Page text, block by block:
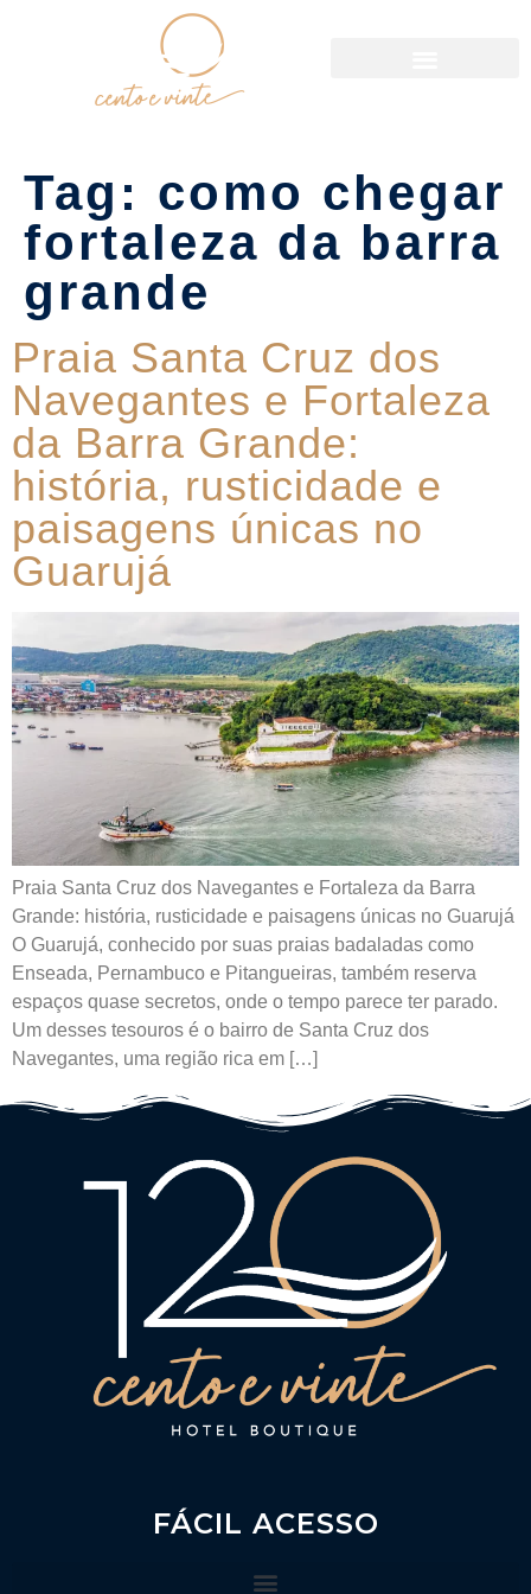
Tag: como chegar
fortaleza da barra
grande
Praia Santa Cruz dos
Navegantes e Fortaleza
da Barra Grande:
história, rusticidade e
paisagens únicas no
Guarujá
Praia Santa Cruz dos Navegantes e Fortaleza da Barra
Grande: história, rusticidade e paisagens únicas no Guarujá
O Guarujá, conhecido por suas praias badaladas como
Enseada, Pernambuco e Pitangueiras, também reserva
espaços quase secretos, onde o tempo parece ter parado.
Um desses tesouros é o bairro de Santa Cruz dos
Navegantes, uma região rica em […]
FÁCIL ACESSO